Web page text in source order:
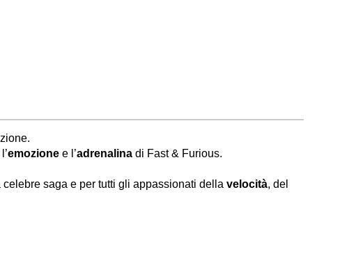
emozione e l’adrenalina di Fast & Furious.
celebre saga e per tutti gli appassionati della velocità, del